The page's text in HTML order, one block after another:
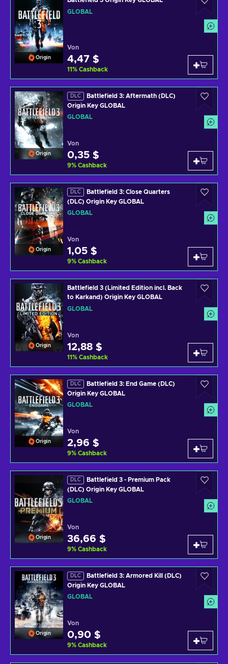
Origin
GLOBAL
Von
4,47 $
11% Cashback
Origin
DLC
Battlefield 3: Aftermath (DLC)
Origin Key GLOBAL
GLOBAL
Von
0,35 $
9% Cashback
Origin
DLC
Battlefield 3: Close Quarters
(DLC) Origin Key GLOBAL
GLOBAL
Von
1,05 $
9% Cashback
Origin
Battlefield 3 (Limited Edition incl. Back
to Karkand) Origin Key GLOBAL
GLOBAL
Von
12,88 $
11% Cashback
Origin
DLC
Battlefield 3: End Game (DLC)
Origin Key GLOBAL
GLOBAL
Von
2,96 $
9% Cashback
Origin
DLC
Battlefield 3 - Premium Pack
(DLC) Origin Key GLOBAL
GLOBAL
Von
36,66 $
9% Cashback
Origin
DLC
Battlefield 3: Armored Kill (DLC)
Origin Key GLOBAL
GLOBAL
Von
0,90 $
9% Cashback